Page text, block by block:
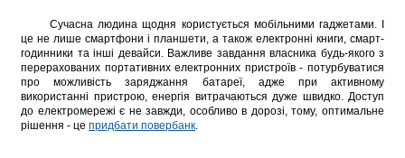
Сучасна людина щодня користується мобільними гаджетами. І
це не лише смартфони і планшети, а також електронні книги, смарт-
годинники таінші девайси. Важливе завдання власника будь-якого з
перерахованих портативних електронних пристроїв - потурбуватися
про можливість заряджання батареї, адже при активному
використанні пристрою,енергія витрачаються дуже швидко. Доступ
до електромережі є не завжди, особливо в дорозі, тому, оптимальне
рішення - це придбати повербанк.